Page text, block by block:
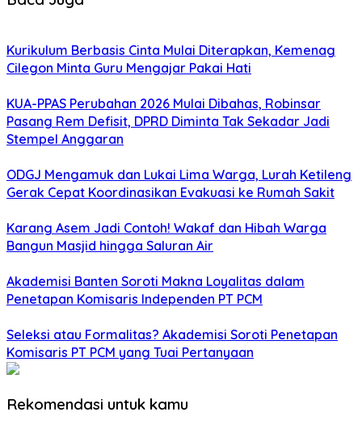
Kurikulum Berbasis Cinta Mulai Diterapkan, Kemenag
Cilegon Minta Guru Mengajar Pakai Hati
KUA-PPAS Perubahan 2026 Mulai Dibahas, Robinsar
Pasang Rem Defisit, DPRD Diminta Tak Sekadar Jadi
Stempel Anggaran
ODGJ Mengamuk dan Lukai Lima Warga, Lurah Ketileng
Gerak Cepat Koordinasikan Evakuasi ke Rumah Sakit
Karang Asem Jadi Contoh! Wakaf dan Hibah Warga
Bangun Masjid hingga Saluran Air
Akademisi Banten Soroti Makna Loyalitas dalam
Penetapan Komisaris Independen PT PCM
Seleksi atau Formalitas? Akademisi Soroti Penetapan
Komisaris PT PCM yang Tuai Pertanyaan
Rekomendasi untuk kamu